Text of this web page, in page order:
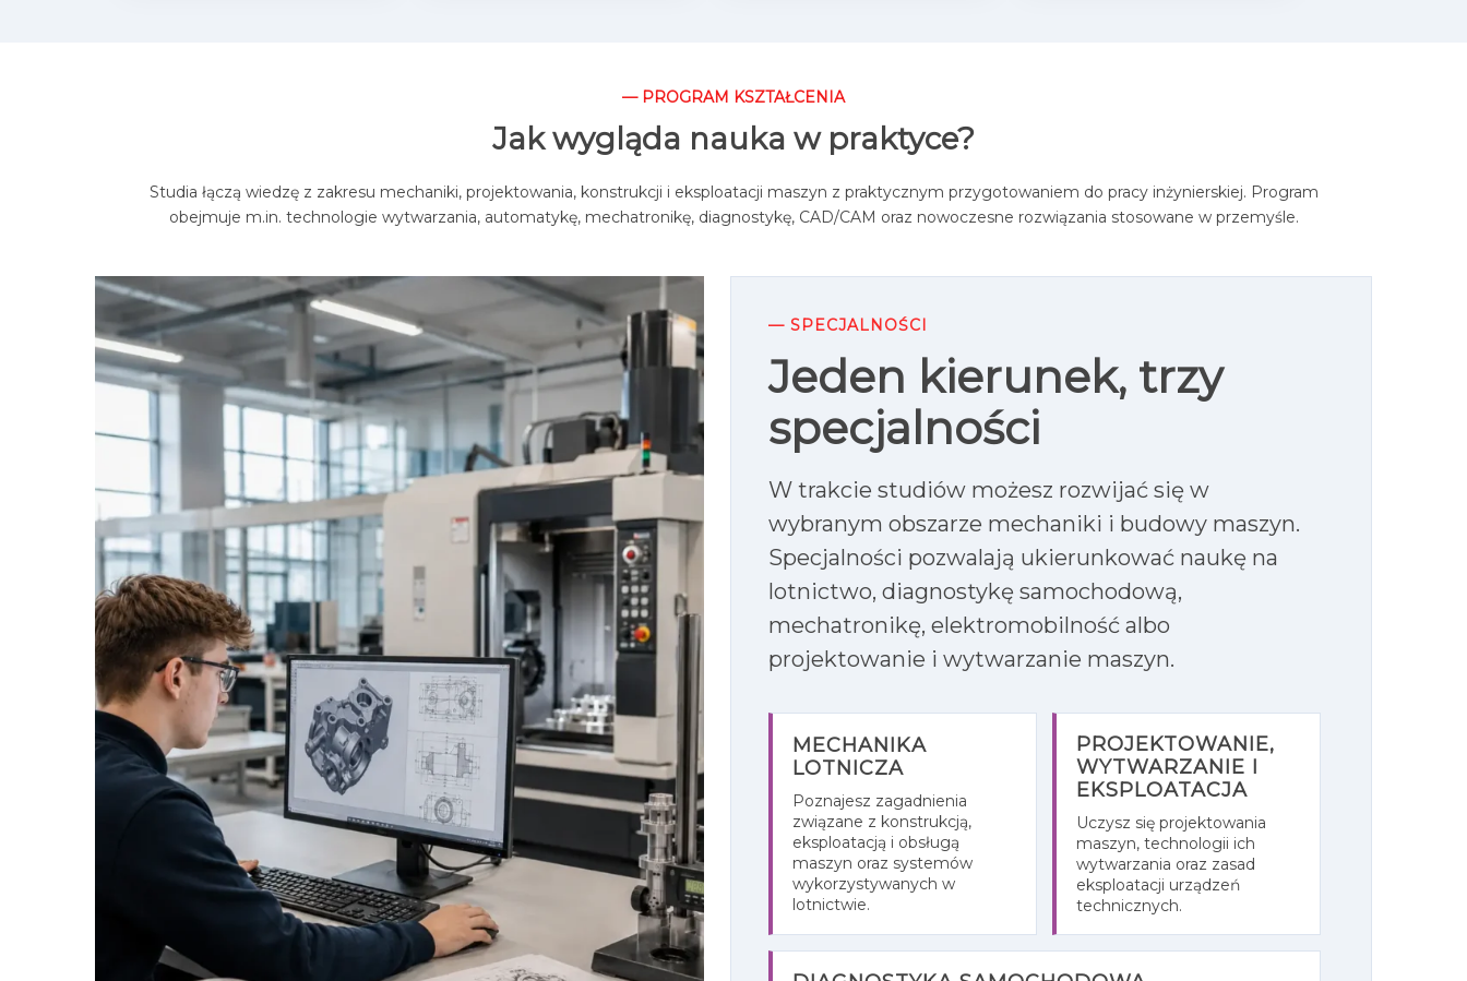
— PROGRAM KSZTAŁCENIA
Jak wygląda nauka w praktyce?
Studia łączą wiedzę z zakresu mechaniki, projektowania, konstrukcji i eksploatacji maszyn z praktycznym przygotowaniem do pracy inżynierskiej. Program
obejmuje m.in. technologie wytwarzania, automatykę, mechatronikę, diagnostykę, CAD/CAM oraz nowoczesne rozwiązania stosowane w przemyśle.
— SPECJALNOŚCI
Jeden kierunek, trzy
specjalności
W trakcie studiów możesz rozwijać się w
wybranym obszarze mechaniki i budowy maszyn.
Specjalności pozwalają ukierunkować naukę na
lotnictwo, diagnostykę samochodową,
mechatronikę, elektromobilność albo
projektowanie i wytwarzanie maszyn.
MECHANIKA
LOTNICZA
Poznajesz zagadnienia
związane z konstrukcją,
eksploatacją i obsługą
maszyn oraz systemów
wykorzystywanych w
lotnictwie.
PROJEKTOWANIE,
WYTWARZANIE I
EKSPLOATACJA
Uczysz się projektowania
maszyn, technologii ich
wytwarzania oraz zasad
eksploatacji urządzeń
technicznych.